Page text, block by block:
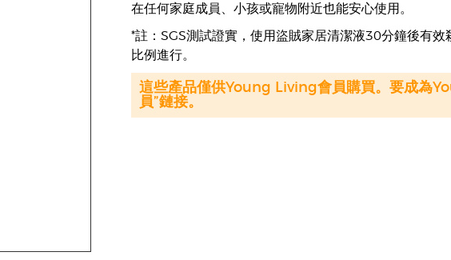
在任何家庭成員、小孩或寵物附近也能安心使用。
*註：SGS測試證實，使用盜賊家居清潔液30分鐘後有
比例進行。
這些產品僅供Young Living會員購買。要成為
員”鏈接。